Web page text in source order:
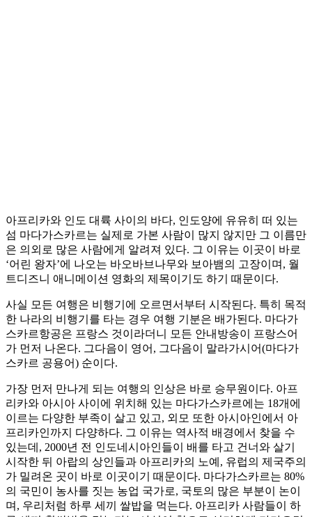
아프리카와 인도 대륙 사이의 바다, 인도양에 유유히 떠 있는
섬 마다가스카르는 실제로 가본 사람이 많지 않지만 그 이름만
은 의외로 많은 사람에게 알려져 있다. 그 이유는 이곳이 바로
‘어린 왕자’에 나오는 바오바브나무와 보아뱀의 고장이며, 월
트디즈니 애니메이션 영화의 제목이기도 하기 때문이다.
사실 모든 여행은 비행기에 오르면서부터 시작된다. 특히 목적
한 나라의 비행기를 타는 경우 여행 기분은 배가된다. 마다가
스카르항공은 프랑스 것이라더니 모든 안내방송이 프랑스어
가 먼저 나온다. 그다음이 영어, 그다음이 말라가시어(마다가
스카르 공용어) 순이다.
가장 먼저 만나게 되는 여행의 인상은 바로 승무원이다. 아프
리카와 아시아 사이에 위치해 있는 마다가스카르에는 18개에
이르는 다양한 부족이 살고 있고, 외모 또한 아시아인에서 아
프리카인까지 다양하다. 그 이유는 역사적 배경에서 찾을 수
있는데, 2000년 전 인도네시아인들이 배를 타고 건너와 살기
시작한 뒤 아랍의 상인들과 아프리카의 노예, 유럽의 제국주의
가 밀려온 곳이 바로 이곳이기 때문이다. 마다가스카르는 80%
의 국민이 농사를 짓는 농업 국가로, 국토의 많은 부분이 논이
며, 우리처럼 하루 세끼 쌀밥을 먹는다. 아프리카 사람들이 하